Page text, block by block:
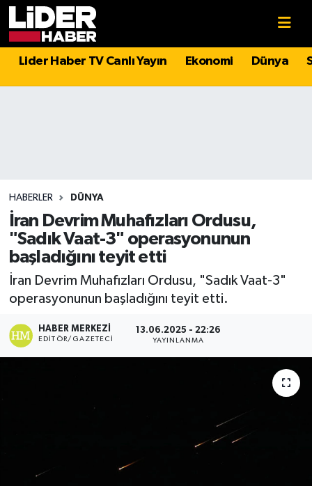
Lider Haber TV Canlı Yayın Ekonomi Dünya
HABERLER DÜNYA
İran Devrim Muhafızları Ordusu,
"Sadık Vaat-3" operasyonunun
başladığını teyit etti
İran Devrim Muhafızları Ordusu, "Sadık Vaat-3"
operasyonunun başladığını teyit etti.
HABER MERKEZI
EDITÖR/GAZETECI
13.06.2025 - 22:26
YAYINLANMA
Politika
Magazin
Spor
Sağlık
Teknoloji
Turizm
Lider Haber TV Canlı Yayın izle
Hava Durumu
Süper Lig Puan Durumu ve Fikstür
Tüm Manşetler
Son Dakika Haberleri
Haber Arşivi